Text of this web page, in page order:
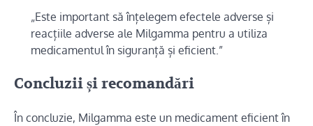
„Este important să înțelegem efectele adverse și
reacțiile adverse ale Milgamma pentru a utiliza
medicamentul în siguranță și eficient.”
Concluzii și recomandări
În concluzie, Milgamma este un medicament eficient în